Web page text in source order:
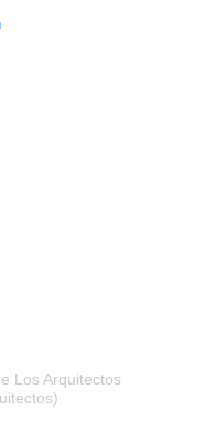
Los Arquitectos